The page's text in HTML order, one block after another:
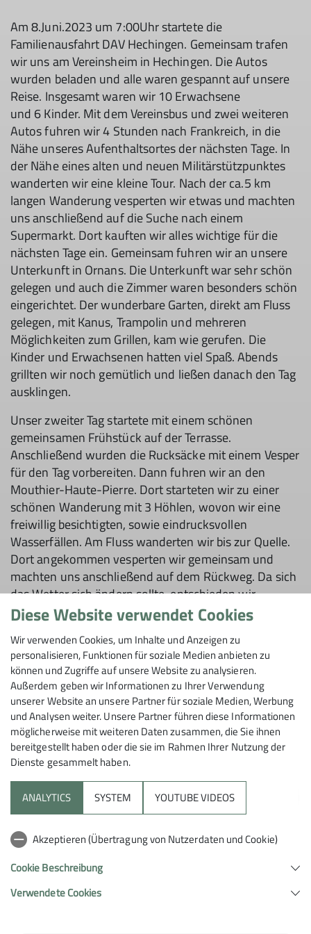
Am 8.Juni.2023 um 7:00Uhr startete die
Familienausfahrt DAV Hechingen. Gemeinsam trafen
wir uns am Vereinsheim in Hechingen. Die Autos
wurden beladen und alle waren gespannt auf unsere
Reise. Insgesamt waren wir 10 Erwachsene
und 6 Kinder. Mit dem Vereinsbus und zwei weiteren
Autos fuhren wir 4 Stunden nach Frankreich, in die
Nähe unseres Aufenthaltsortes der nächsten Tage. In
der Nähe eines alten und neuen Militärstützpunktes
wanderten wir eine kleine Tour. Nach der ca.5 km
langen Wanderung vesperten wir etwas und machten
uns anschließend auf die Suche nach einem
Supermarkt. Dort kauften wir alles wichtige für die
nächsten Tage ein. Gemeinsam fuhren wir an unsere
Unterkunft in Ornans. Die Unterkunft war sehr schön
gelegen und auch die Zimmer waren besonders schön
eingerichtet. Der wunderbare Garten, direkt am Fluss
gelegen, mit Kanus, Trampolin und mehreren
Möglichkeiten zum Grillen, kam wie gerufen. Die
Kinder und Erwachsenen hatten viel Spaß. Abends
grillten wir noch gemütlich und ließen danach den Tag
ausklingen.
Unser zweiter Tag startete mit einem schönen
gemeinsamen Frühstück auf der Terrasse.
Anschließend wurden die Rucksäcke mit einem Vesper
für den Tag vorbereiten. Dann fuhren wir an den
Mouthier-Haute-Pierre. Dort starteten wir zu einer
schönen Wanderung mit 3 Höhlen, wovon wir eine
freiwillig besichtigten, sowie eindrucksvollen
Wasserfällen. Am Fluss wanderten wir bis zur Quelle.
Dort angekommen vesperten wir gemeinsam und
machten uns anschließend auf dem Rückweg. Da sich
das Wetter sich ändern sollte, entschieden wir
gemeinsam nach Ornans in ein Café zu gehen. Kurz
gemeinsam im Wohnzimmer und ließen den Abend
wieder gemütlich ausklingen.
Der 10.Juni war angebrochen. Da auf das
wechselhafte Wetter kein Verlass war, wanderten wir
durch die Stadt Ornans bis hoch auf ein Schloss. Die
Stadt wer sehr schön anzusehen, auch den kleinen
Markt mit heimheimischen Leckereien verzauberte
uns.
Auf dem kleinen Schloss angekommen, hatten wir
eine sehr schöne Aussicht über die Stadt. Gemeinsam
vesperten wir und wanderten weiter zurück bis zu
unserer Unterkunft. Dort
mit den Kajaks zu fahren. Die Sonne strahlte und es
Diese Website verwendet Cookies
Wir verwenden Cookies, um Inhalte und Anzeigen zu
personalisieren, Funktionen für soziale Medien anbieten zu
können und Zugriffe auf unsere Website zu analysieren.
Außerdem geben wir Informationen zu Ihrer Verwendung
unserer Website an unsere Partner für soziale Medien, Werbung
und Analysen weiter. Unsere Partner führen diese Informationen
möglicherweise mit weiteren Daten zusammen, die Sie ihnen
bereitgestellt haben oder die sie im Rahmen Ihrer Nutzung der
Dienste gesammelt haben.
ANALYTICS SYSTEM YOUTUBE VIDEOS
Akzeptieren (Übertragung von Nutzerdaten und Cookie)
Cookie Beschreibung
Verwendete Cookies